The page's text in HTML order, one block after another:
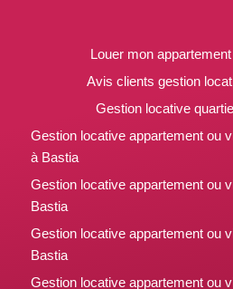
Louer mon
Avis clients gestion
Gestion locative
Gestion locative appartement ou
à Bastia
Gestion locative appartement ou
Bastia
Gestion locative appartement ou
Bastia
Gestion locative appartement ou